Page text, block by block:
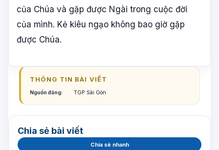
của Chúa và gặp được Ngài trong cuộc đời
của mình. Kẻ kiêu ngạo không bao giờ gặp
được Chúa.
THÔNG TIN BÀI VIẾT
Nguồn đăng: TGP Sài Gòn
Chia sẻ bài viết
Chia sẻ nhanh